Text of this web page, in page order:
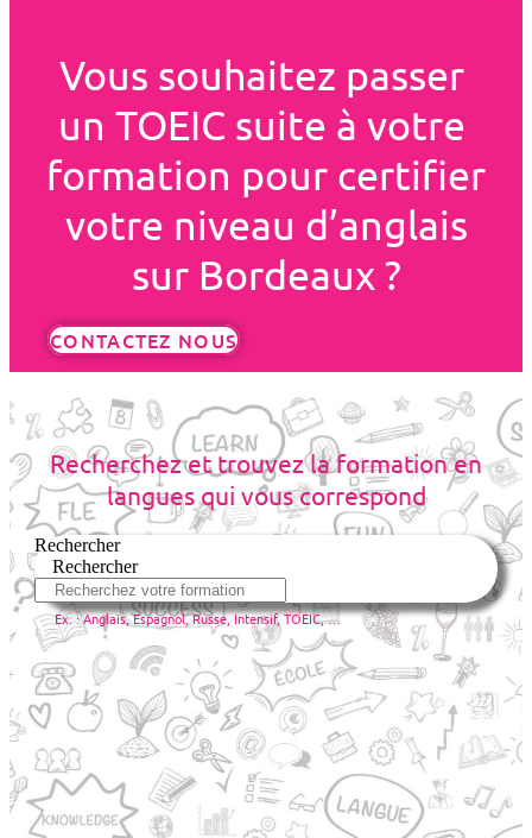
Vous souhaitez passer
un TOEIC suite à votre
formation pour certifier
votre niveau d’anglais
sur Bordeaux ?
CONTACTEZ NOUS
Recherchez et trouvez la formation en
langues qui vous correspond
Rechercher
Rechercher
Ex. : Anglais, Espagnol, Russe, Intensif, TOEIC, …